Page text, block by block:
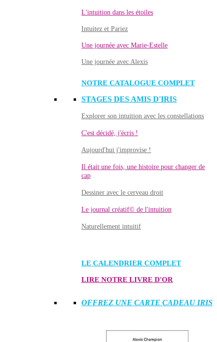
L'intuition dans les étoiles
Intuitez et Pariez
Une journée avec Marie-Estelle
Une journée avec Alexis
NOTRE CATALOGUE COMPLET
STAGES DES AMIS D'IRIS
Explorer son intuition avec les constellations
C'est décidé, j'écris !
Aujourd'hui j'improvise !
Il était une fois, une histoire pour changer de
cap
Dessiner avec le cerveau droit
Le journal créatif© de l'intuition
Naturellement intuitif
LE CALENDRIER COMPLET
LIRE NOTRE LIVRE D'OR
OFFREZ UNE CARTE CADEAU IRIS